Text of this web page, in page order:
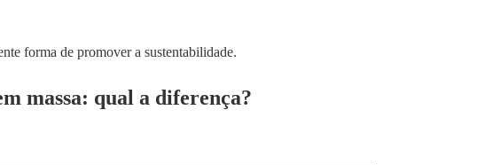
forma de promover a sustentabilidade.
massa: qual a diferença?